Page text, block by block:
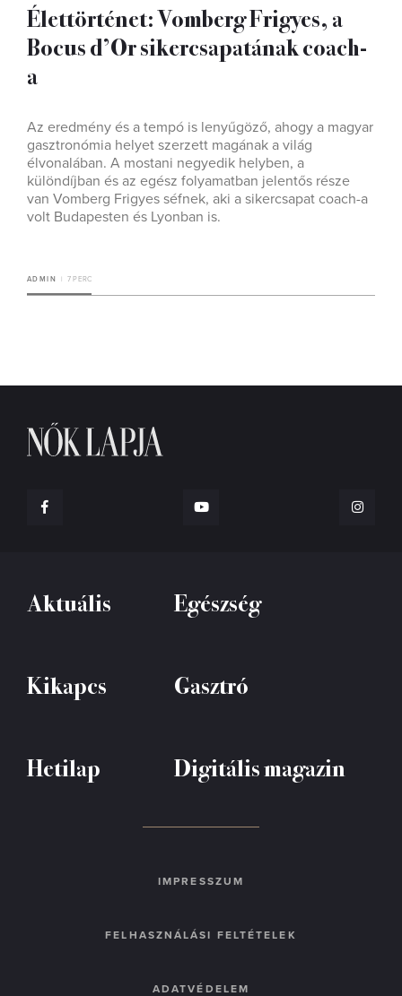
Élettörténet: Vomberg Frigyes, a
Bocus d’Or sikercsapatának coach-
a
Az eredmény és a tempó is lenyűgöző, ahogy a magyar
gasztronómia helyet szerzett magának a világ
élvonalában. A mostani negyedik helyben, a
különdíjban és az egész folyamatban jelentős része
van Vomberg Frigyes séfnek, aki a sikercsapat coach-a
volt Budapesten és Lyonban is.
ADMIN 7 PERC
Aktuális Egészség
Kikapcs Gasztró
Hetilap Digitális magazin
IMPRESSZUM
FELHASZNÁLÁSI FELTÉTELEK
ADATVÉDELEM